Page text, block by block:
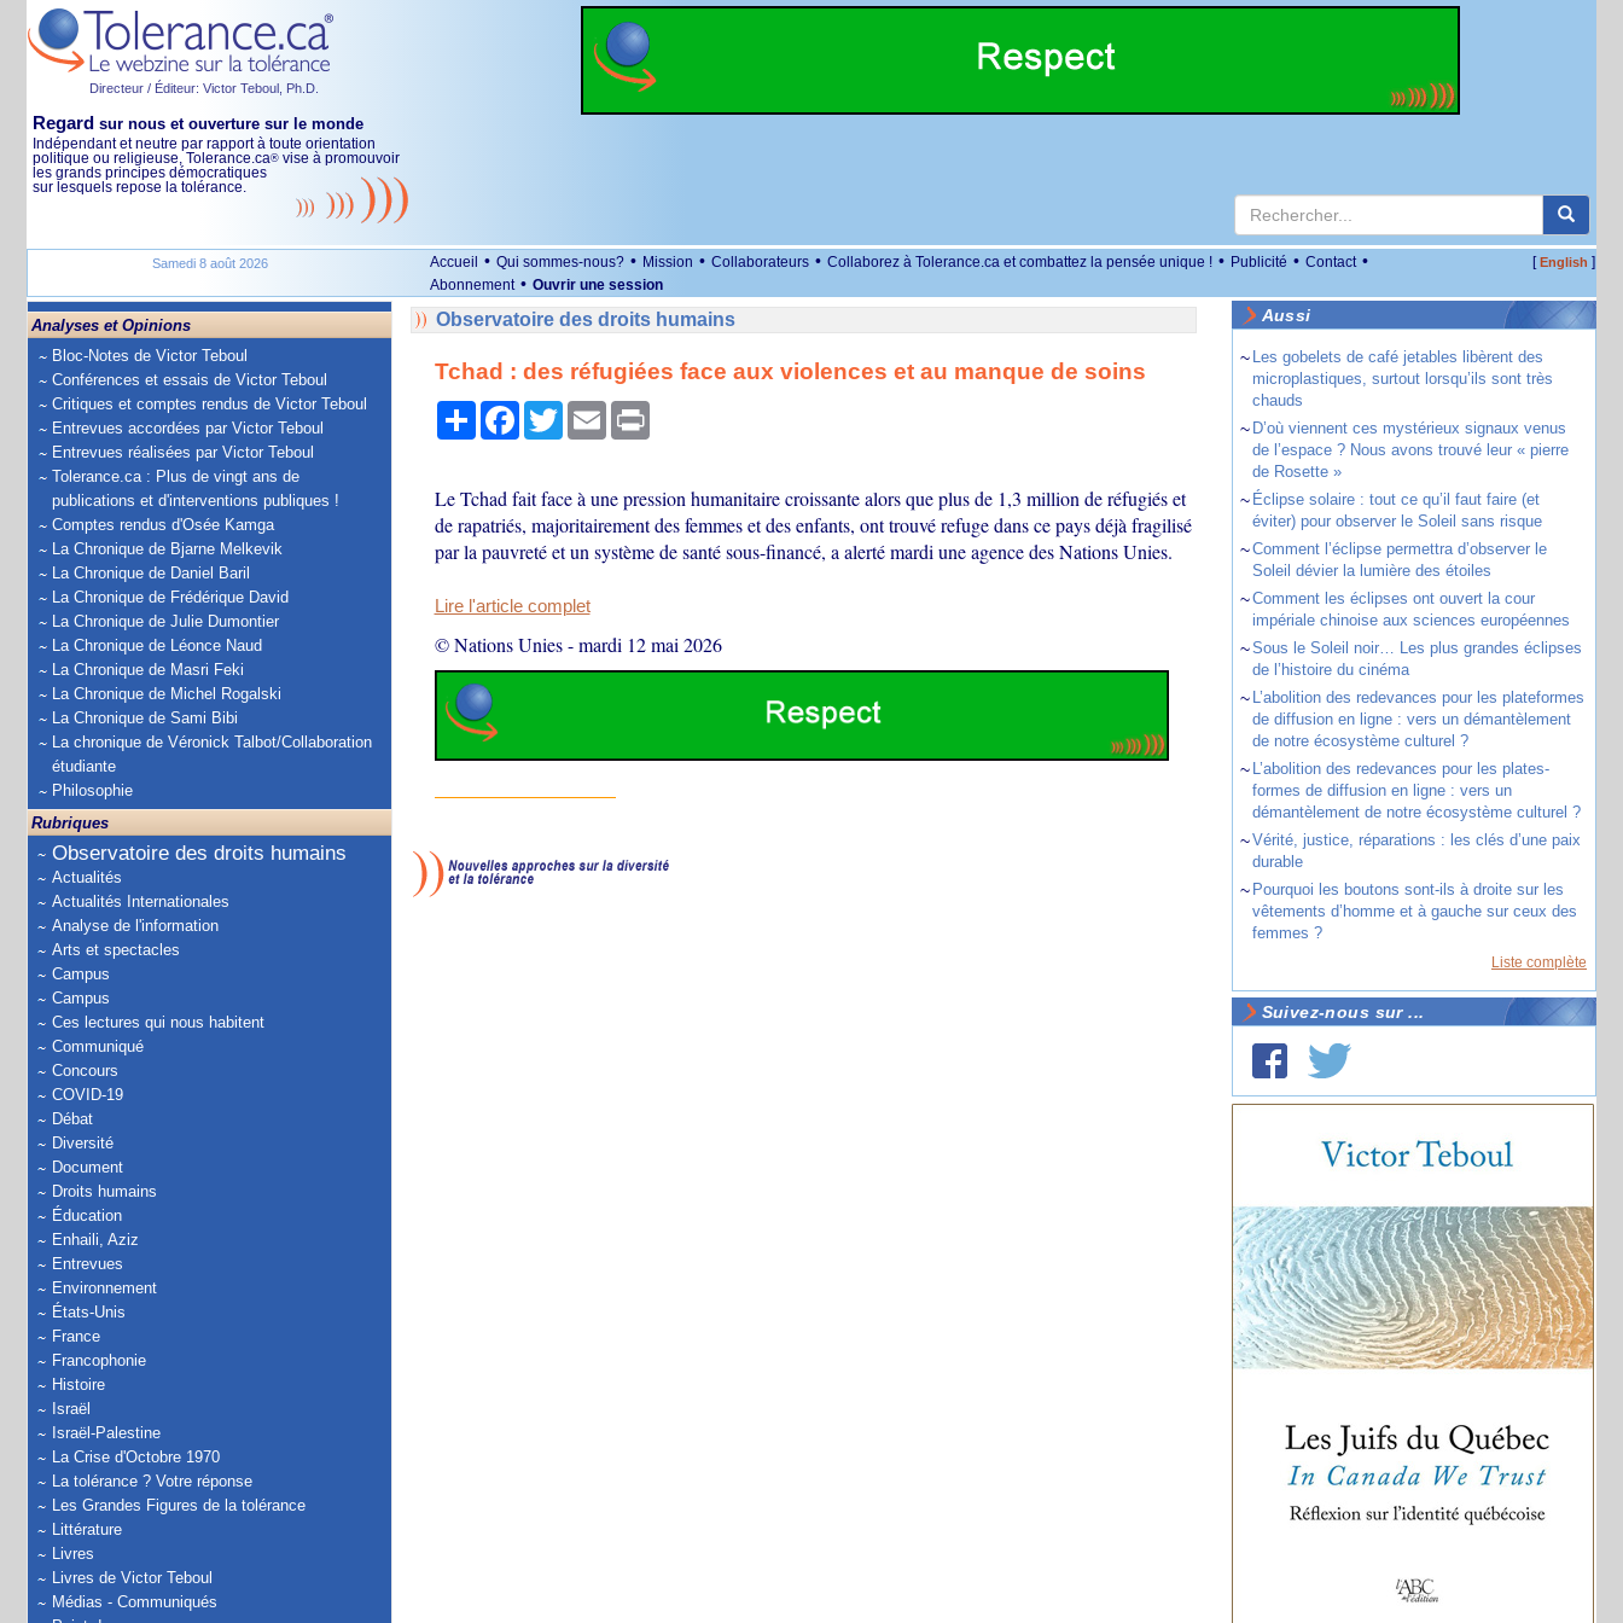
Directeur / Éditeur: Victor Teboul, Ph.D.
Regard sur nous et ouverture sur le monde
Indépendant et neutre par rapport à toute orientation
politique ou religieuse, Tolerance.ca® vise à promouvoir
les grands principes démocratiques
sur lesquels repose la tolérance.
Samedi 8 août 2026 Accueil • Qui sommes-nous? • Mission • Collaborateurs • Collaborez à Tolerance.ca et combattez la pensée unique ! • Publicité • Contact •
Abonnement • Ouvrir une session
[English ]
Analyses et Opinions
Bloc-Notes de Victor Teboul
Conférences et essais de Victor Teboul
Critiques et comptes rendus de Victor Teboul
Entrevues accordées par Victor Teboul
Entrevues réalisées par Victor Teboul
Tolerance.ca : Plus de vingt ans de
publications et d'interventions publiques !
Comptes rendus d'Osée Kamga
La Chronique de Bjarne Melkevik
La Chronique de Daniel Baril
La Chronique de Frédérique David
La Chronique de Julie Dumontier
La Chronique de Léonce Naud
La Chronique de Masri Feki
La Chronique de Michel Rogalski
La Chronique de Sami Bibi
La chronique de Véronick Talbot/Collaboration
étudiante
Philosophie
Rubriques
Observatoire des droits humains
Actualités
Actualités Internationales
Analyse de l'information
Arts et spectacles
Campus
Campus
Ces lectures qui nous habitent
Communiqué
Concours
COVID-19
Débat
Diversité
Document
Droits humains
Éducation
Enhaili, Aziz
Entrevues
Environnement
États-Unis
France
Francophonie
Histoire
Israël
Israël-Palestine
La Crise d'Octobre 1970
La tolérance ? Votre réponse
Les Grandes Figures de la tolérance
Littérature
Livres
Livres de Victor Teboul
Médias - Communiqués
Observatoire des droits humains
Tchad : des réfugiées face aux violences et au manque de soins
PartagerFacebook
TwitterEmail Print
Le Tchad fait face à une pression humanitaire croissante alors que plus de 1,3 million de réfugiés et
de rapatriés, majoritairement des femmes et des enfants, ont trouvé refuge dans ce pays déjà fragilisé
par la pauvreté et un système de santé sous-financé, a alerté mardi une agence des Nations Unies.
Lire l'article complet
© Nations Unies-mardi 12 mai 2026
Aussi
~ Les gobelets de café jetables libèrent des
microplastiques, surtout lorsqu’ils sont très
chauds
~ D’où viennent ces mystérieux signaux venus
de l’espace ? Nous avons trouvé leur « pierre
de Rosette »
~ Éclipse solaire : tout ce qu’il faut faire (et
éviter) pour observer le Soleil sans risque
~Comment l’éclipse permettra d’observer le
Soleil dévier la lumière des étoiles
~Comment les éclipses ont ouvert la cour
impériale chinoise aux sciences européennes
~Sous le Soleil noir… Les plus grandes éclipses
de l’histoire du cinéma
~ L’abolition des redevances pour les plateformes
de diffusion en ligne : vers un démantèlement
de notre écosystème culturel ?
~ L’abolition des redevances pour les plates-
formes de diffusion en ligne : vers un
démantèlement de notre écosystème culturel ?
~Vérité, justice, réparations : les clés d’une paix
durable
~ Pourquoi les boutons sont-ils à droite sur les
vêtements d’homme et à gauche sur ceux des
femmes ?
Liste complète
Suivez-nous sur ...